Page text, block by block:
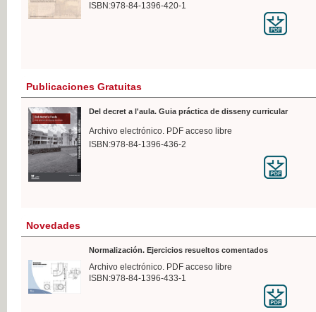
ISBN:978-84-1396-420-1
Publicaciones Gratuitas
Del decret a l'aula. Guia práctica de disseny curricular
Archivo electrónico. PDF acceso libre
ISBN:978-84-1396-436-2
Novedades
Normalización. Ejercicios resueltos comentados
Archivo electrónico. PDF acceso libre
ISBN:978-84-1396-433-1